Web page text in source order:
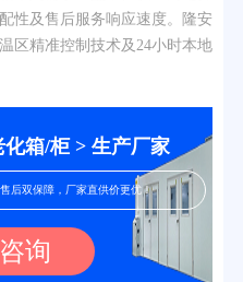
性及售后服务响应速度。隆安
区精准控制技术及24小时本地
箱/柜 > 生产厂家
后双保障，厂家直供价更优！
询